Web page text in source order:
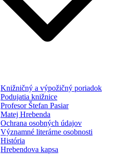
Knižničný a výpožičný poriadok
Podujatia knižnice
Profesor Štefan Pasiar
Matej Hrebenda
Ochrana osobných údajov
Významné literárne osobnosti
História
Hrebendova kapsa